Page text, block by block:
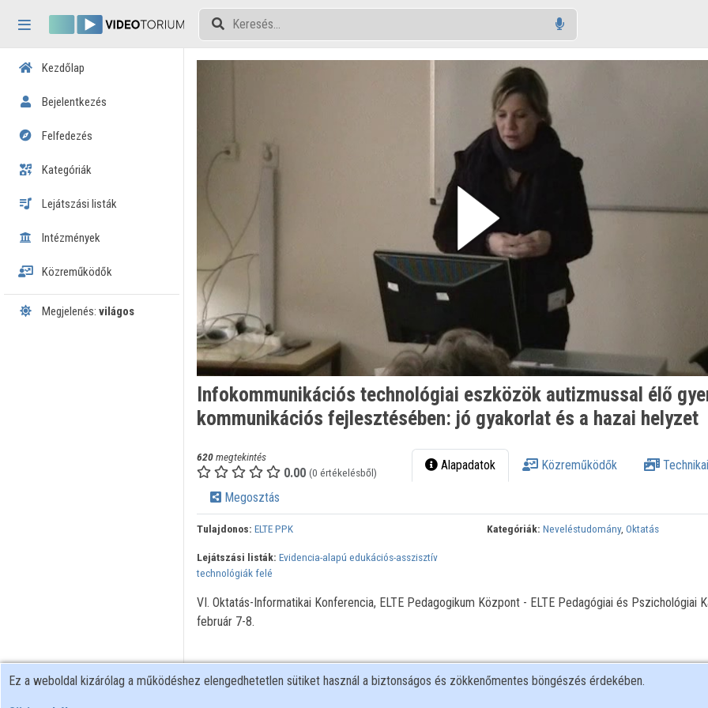
Tartalom kihagyása
Kezdőlap
Bejelentkezés
Felfedezés
Kategóriák
Lejátszási listák
Intézmények
Közreműködők
Megjelenés: világos
Infokommunikációs technológiai eszközök autizmussal élő
kommunikációs fejlesztésében: jó gyakorlat és a hazai helyzet
620megtekintés
0.00 (0 értékelésből) Alapadatok Közreműködők
Megosztás
Tulajdonos: ELTE PPK Kategóriák: Neveléstudomány,Oktatás
Lejátszási listák: Evidencia-alapú edukációs-asszisztív
technológiák felé
VI. Oktatás-Informatikai Konferencia, ELTE Pedagogikum Központ - ELTE Pedagógiai és Pszichológiai
február 7-8.
Ez a weboldal kizárólag a működéshez elengedhetetlen sütiket használ a biztonságos és zökkenőmentes böngészés érdekében.